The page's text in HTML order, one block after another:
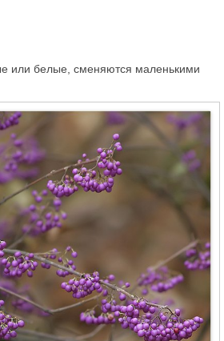
или белые, сменяются маленькими